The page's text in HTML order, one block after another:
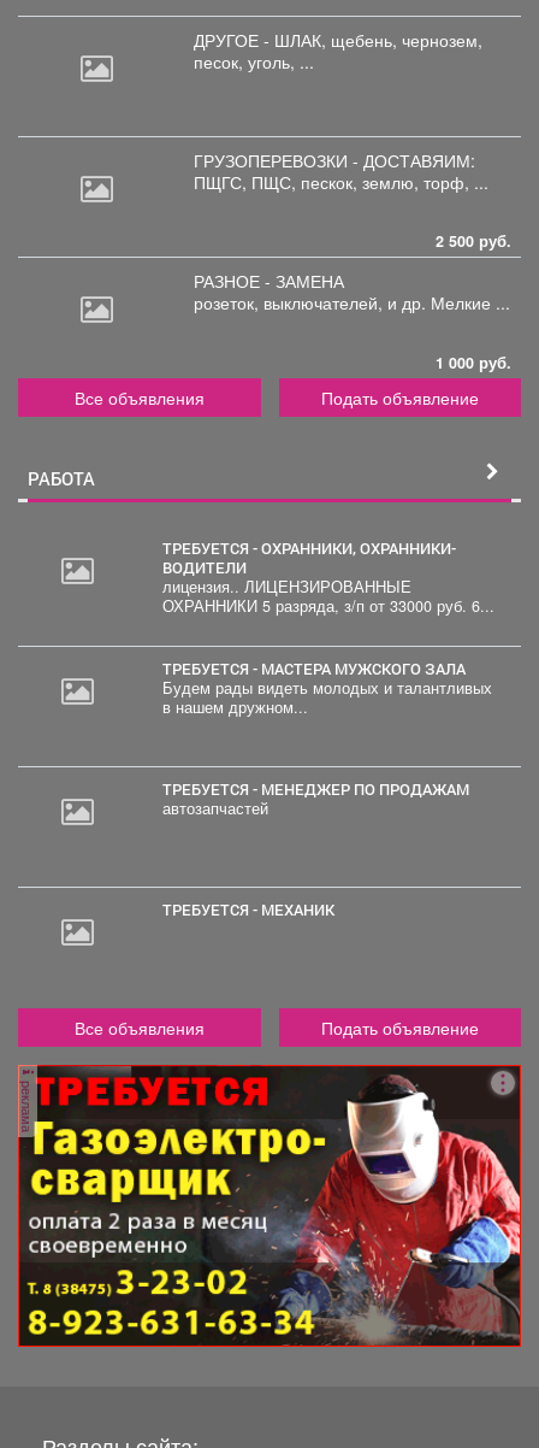
ДРУГОЕ - ШЛАК, щебень, чернозем,
песок, уголь, ...
ГРУЗОПЕРЕВОЗКИ - ДОСТАВЯИМ:
ПЩГС, ПЩС, пескок, землю, торф, ...
2 500 руб.
РАЗНОЕ - ЗАМЕНА
розеток, выключателей, и др. Мелкие ...
1 000 руб.
Все объявления Подать объявление
РАБОТА
ТРЕБУЕТСЯ - ОХРАННИКИ, ОХРАННИКИ-
ВОДИТЕЛИ
лицензия.. ЛИЦЕНЗИРОВАННЫЕ
ОХРАННИКИ 5 разряда, з/п от 33000 руб. 6...
ТРЕБУЕТСЯ - МАСТЕРА МУЖСКОГО ЗАЛА
Будем рады видеть молодых и талантливых
в нашем дружном...
ТРЕБУЕТСЯ - МЕНЕДЖЕР ПО ПРОДАЖАМ
автозапчастей
ТРЕБУЕТСЯ - МЕХАНИК
Все объявления Подать объявление
реклама